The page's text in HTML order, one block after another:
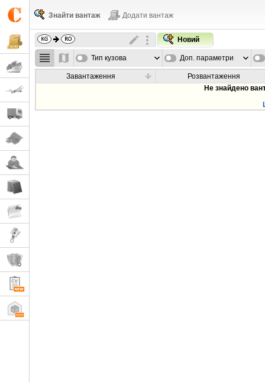
Знайти вантаж Додати вантаж
Новий
Тип кузова Доп. параметри
Завантаження
Розвантаження
Не знайдено